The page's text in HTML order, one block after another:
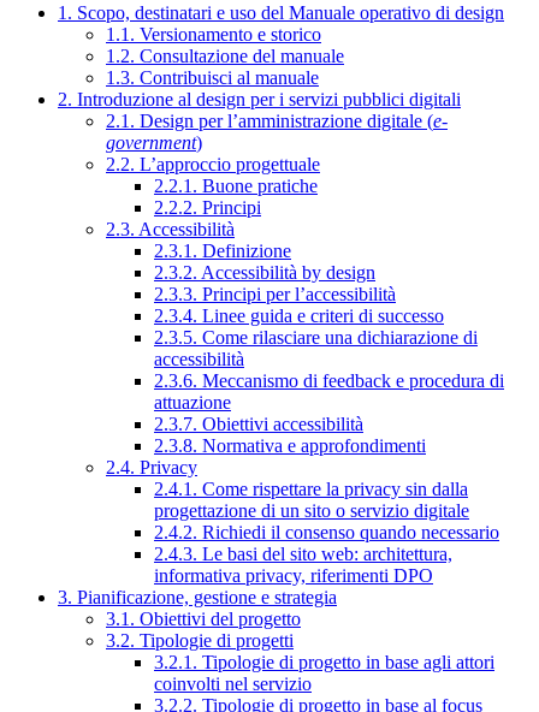
1. Scopo, destinatari e uso del Manuale operativo di design
1.1. Versionamento e storico
1.2. Consultazione del manuale
1.3. Contribuisci al manuale
2. Introduzione al design per i servizi pubblici digitali
2.1. Design per l’amministrazione digitale (e-
government)
2.2. L’approccio progettuale
2.2.1. Buone pratiche
2.2.2. Principi
2.3. Accessibilità
2.3.1. Definizione
2.3.2. Accessibilità by design
2.3.3. Principi per l’accessibilità
2.3.4. Linee guida e criteri di successo
2.3.5. Come rilasciare una dichiarazione di
accessibilità
2.3.6. Meccanismo di feedback e procedura di
attuazione
2.3.7. Obiettivi accessibilità
2.3.8. Normativa e approfondimenti
2.4. Privacy
2.4.1. Come rispettare la privacy sin dalla
progettazione di un sito o servizio digitale
2.4.2. Richiedi il consenso quando necessario
2.4.3. Le basi del sito web: architettura,
informativa privacy, riferimenti DPO
3. Pianificazione, gestione e strategia
3.1. Obiettivi del progetto
3.2. Tipologie di progetti
3.2.1. Tipologie di progetto in base agli attori
coinvolti nel servizio
3.2.2. Tipologie di progetto in base al focus